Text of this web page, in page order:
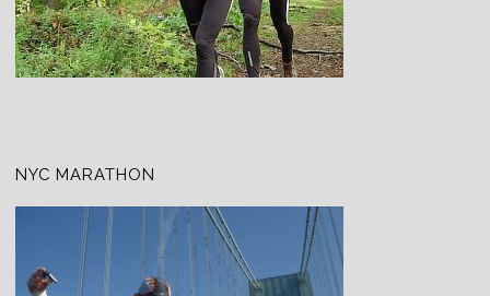
NYC MARATHON